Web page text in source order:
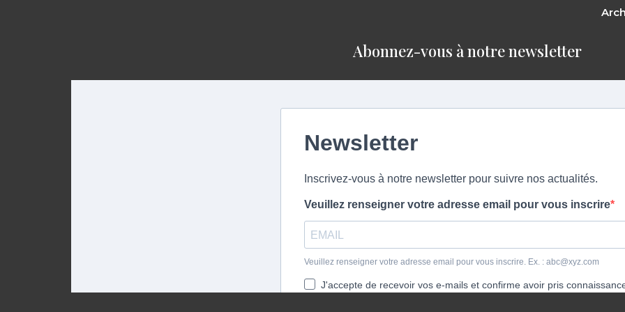
Abonnez-vous à notre newsletter ​